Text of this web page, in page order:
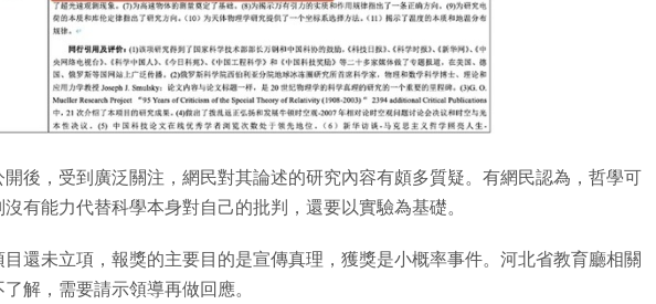
後，受到廣泛關注，網民對其論述的研究內容有頗多質疑。有網民認為，哲學可
有能力代替科學本身對自己的批判，還要以實驗為基礎。
還未立項，報獎的主要目的是宣傳真理，獲獎是小概率事件。河北省教育廳相關
解，需要請示領導再做回應。